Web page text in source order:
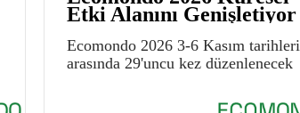
Etki Alanını Genişletiyor
Ecomondo 2026 3-6 Kasım tarihleri
arasında 29'uncu kez düzenlenecek